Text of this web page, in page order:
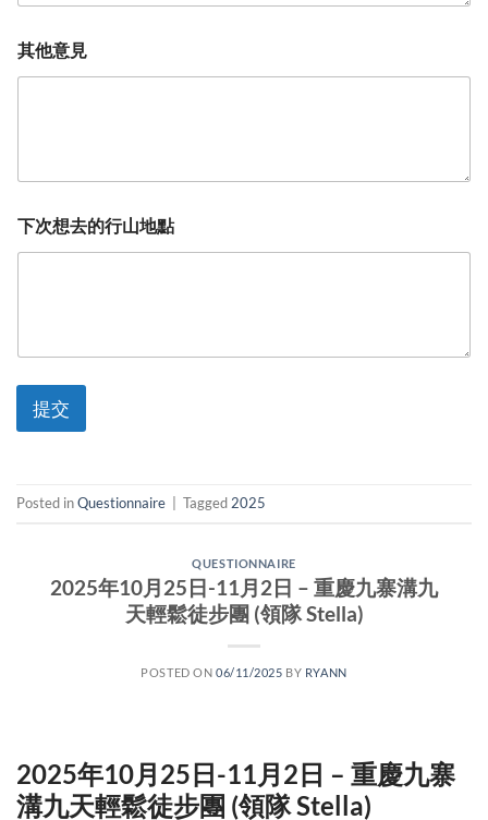
其他意見
下次想去的行山地點
提交
Posted inQuestionnaire Tagged 2025
QUESTIONNAIRE
2025年10月25日-11月2日 – 重慶九寨溝九
天輕鬆徒步團 (領隊 Stella)
POSTED ON 06/11/2025 BY RYANN
2025年10月25日-11月2日 – 重慶九寨
溝九天輕鬆徒步團 (領隊 Stella)